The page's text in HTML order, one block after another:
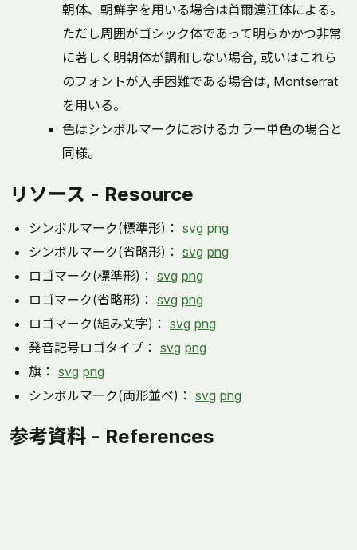
朝体、朝鮮字を用いる場合は首爾漢江体による。
ただし周囲がゴシック体であって明らかかつ非常
に著しく明朝体が調和しない場合, 或いはこれら
のフォントが入手困難である場合は, Montserrat
を用いる。
色はシンボルマークにおけるカラー単色の場合と
同様。
リソース - Resource
シンボルマーク(標準形)： svg png
シンボルマーク(省略形)： svg png
ロゴマーク(標準形)： svg png
ロゴマーク(省略形)： svg png
ロゴマーク(組み文字)： svg png
発音記号ロゴタイプ： svg png
旗： svg png
シンボルマーク(両形並べ)： svg png
参考資料 - References